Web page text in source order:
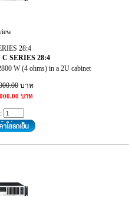
28:4
SERIES 28:4
W (4 ohms) in a 2U cabinet
บาท
บาท